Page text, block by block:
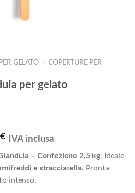
GELATO / COPERTURE PER
per gelato
€Il
attuale
è:
45,63 €.
IVA inclusa
– Confezione 2,5 kg. Ideale
e stracciatella. Pronta
intenso.